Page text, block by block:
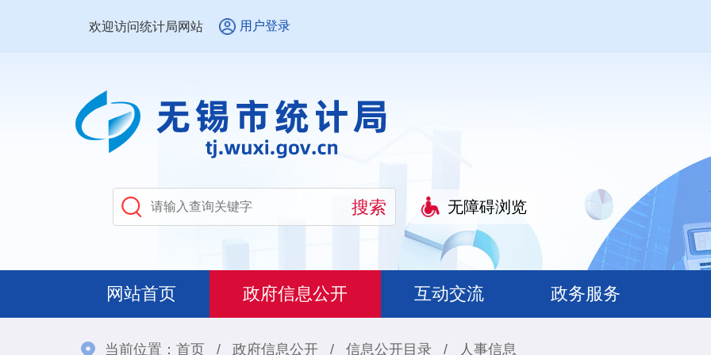
欢迎访问统计局网站 用户登录
无障碍浏览
网站首页 政府信息公开 互动交流 政务服务
当前位置： 首页 / 政府信息公开 / 信息公开目录 / 人事信息